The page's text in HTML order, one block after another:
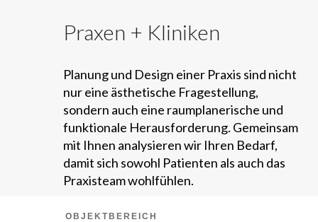
Praxen + Kliniken
Planung und Design einer Praxis sind nicht
nur eine ästhetische Fragestellung,
sondern auch eine raumplanerische und
funktionale Herausforderung. Gemeinsam
mit Ihnen analysieren wir Ihren Bedarf,
damit sich sowohl Patienten als auch das
Praxisteam wohlfühlen.
OBJEKTBEREICH